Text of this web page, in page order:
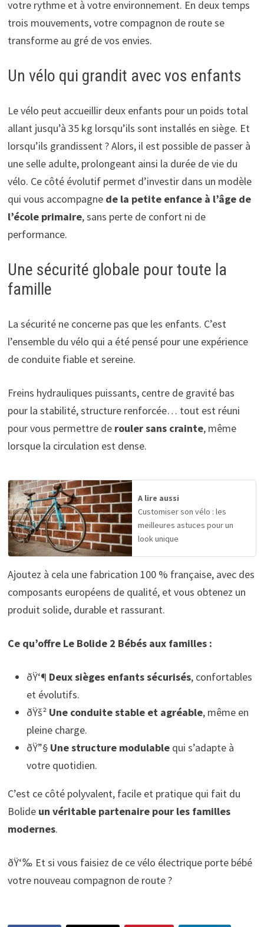
votre rythme et à votre environnement. En deux temps
trois mouvements, votre compagnon de route se
transforme au gré de vos envies.
Un vélo qui grandit avec vos enfants
Le vélo peut accueillir deux enfants pour un poids total
allant jusqu’à 35 kg lorsqu’ils sont installés en siège. Et
lorsqu’ils grandissent ? Alors, il est possible de passer à
une selle adulte, prolongeant ainsi la durée de vie du
vélo. Ce côté évolutif permet d’investir dans un modèle
qui vous accompagne de la petite enfance à l’âge de
l’école primaire, sans perte de confort ni de
performance.
Une sécurité globale pour toute la
famille
La sécurité ne concerne pas que les enfants. C’est
l’ensemble du vélo qui a été pensé pour une expérience
de conduite fiable et sereine.
Freins hydrauliques puissants, centre de gravité bas
pour la stabilité, structure renforcée… tout est réuni
pour vous permettre de rouler sans crainte, même
lorsque la circulation est dense.
A lire aussi
Customiser son vélo : les
meilleures astuces pour un
look unique
Ajoutez à cela une fabrication 100 % française, avec des
composants européens de qualité, et vous obtenez un
produit solide, durable et rassurant.
Ce qu’offre Le Bolide 2 Bébés aux familles :
ðŸ‘¶ Deux sièges enfants sécurisés, confortables
et évolutifs.
ðŸš² Une conduite stable et agréable, même en
pleine charge.
ðŸ”§ Une structure modulablequi s’adapte à
votre quotidien.
C’est ce côté polyvalent, facile et pratique qui fait du
Bolide un véritable partenaire pour les familles
modernes.
ðŸ‘‰ Et si vous faisiez de ce vélo électrique porte bébé
votre nouveau compagnon de route ?